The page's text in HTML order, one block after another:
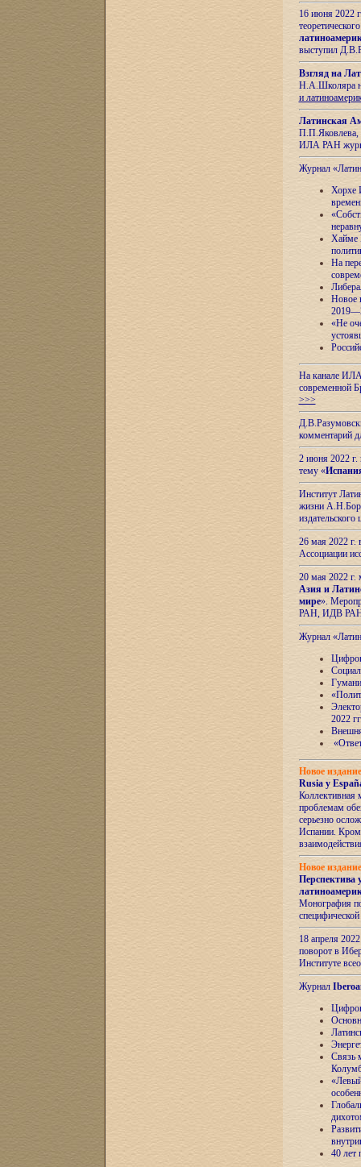
16 июня 2022
выступил
Взгляд на
Н.А.Школяра
и
Латинская
П.П.Яковлева,
ИЛА РАН
Журнал
Хорхе
Хайме
На
Новое
«Не
На канале ИЛА
современной
>>>
комментарий
2 июня 2022 г.
тему «
Институт
жизни
26 мая 2022
Ассоциации
20 мая 2022
Азия и
мире».
РАН, ИДВ
Журнал
2022
Новое
Rusia y
Коллективная
проблемам
серьезно
Испании.
Новое
Перспектива
Монография
18 апреля
поворот в
Институте
Журнал
Связь
40 лет